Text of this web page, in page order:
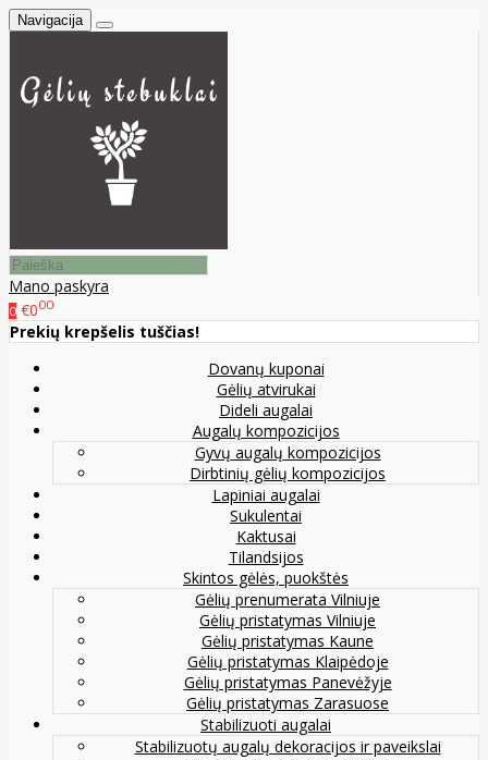
Navigacija
Mano paskyra
0 €000
Prekių krepšelis tuščias!
Dovanų kuponai
Gėlių atvirukai
Dideli augalai
Augalų kompozicijos
Gyvų augalų kompozicijos
Dirbtinių gėlių kompozicijos
Lapiniai augalai
Sukulentai
Kaktusai
Tilandsijos
Skintos gėlės, puokštės
Gėlių prenumerata Vilniuje
Gėlių pristatymas Vilniuje
Gėlių pristatymas Kaune
Gėlių pristatymas Klaipėdoje
Gėlių pristatymas Panevėžyje
Gėlių pristatymas Zarasuose
Stabilizuoti augalai
Stabilizuotų augalų dekoracijos ir paveikslai